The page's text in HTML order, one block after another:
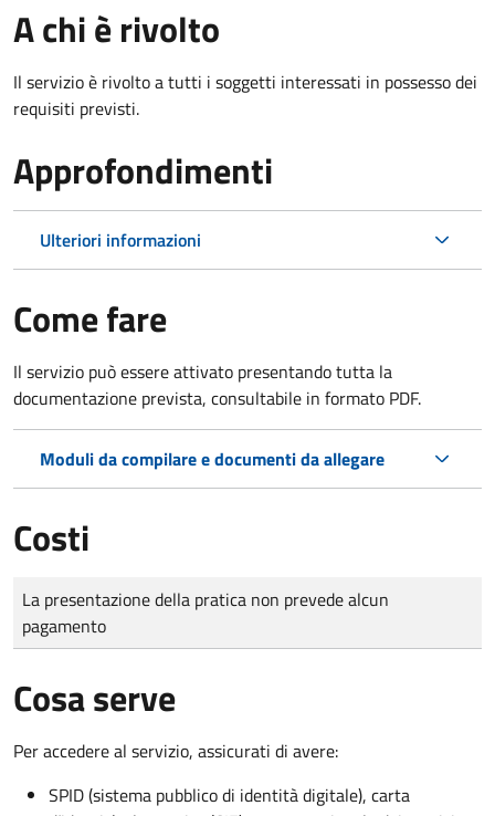
A chi è rivolto
Il servizio è rivolto a tutti i soggetti interessati in possesso dei
requisiti previsti.
Approfondimenti
Ulteriori informazioni
Come fare
Il servizio può essere attivato presentando tutta la
documentazione prevista, consultabile in formato PDF.
Moduli da compilare e documenti da allegare
Costi
Tipo di pagamento
Importo
La presentazione della pratica non prevede alcun
pagamento
Cosa serve
Per accedere al servizio, assicurati di avere:
SPID (sistema pubblico di identità digitale), carta